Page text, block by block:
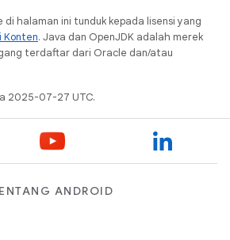
di halaman ini tunduk kepada lisensi yang
Konten. Java dan OpenJDK adalah merek
terdaftar dari Oracle dan/atau
2025-07-27 UTC.
ANDROID